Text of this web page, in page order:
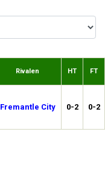
Rivalen HT FT
Fremantle City 0-2 0-2